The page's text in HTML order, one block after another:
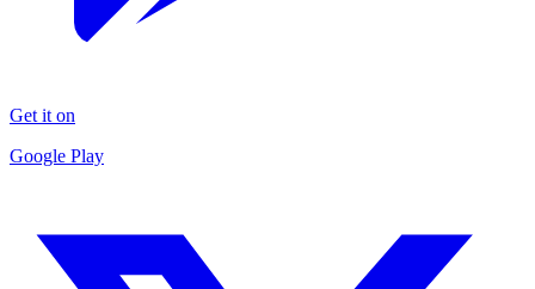
Get it on
Google Play